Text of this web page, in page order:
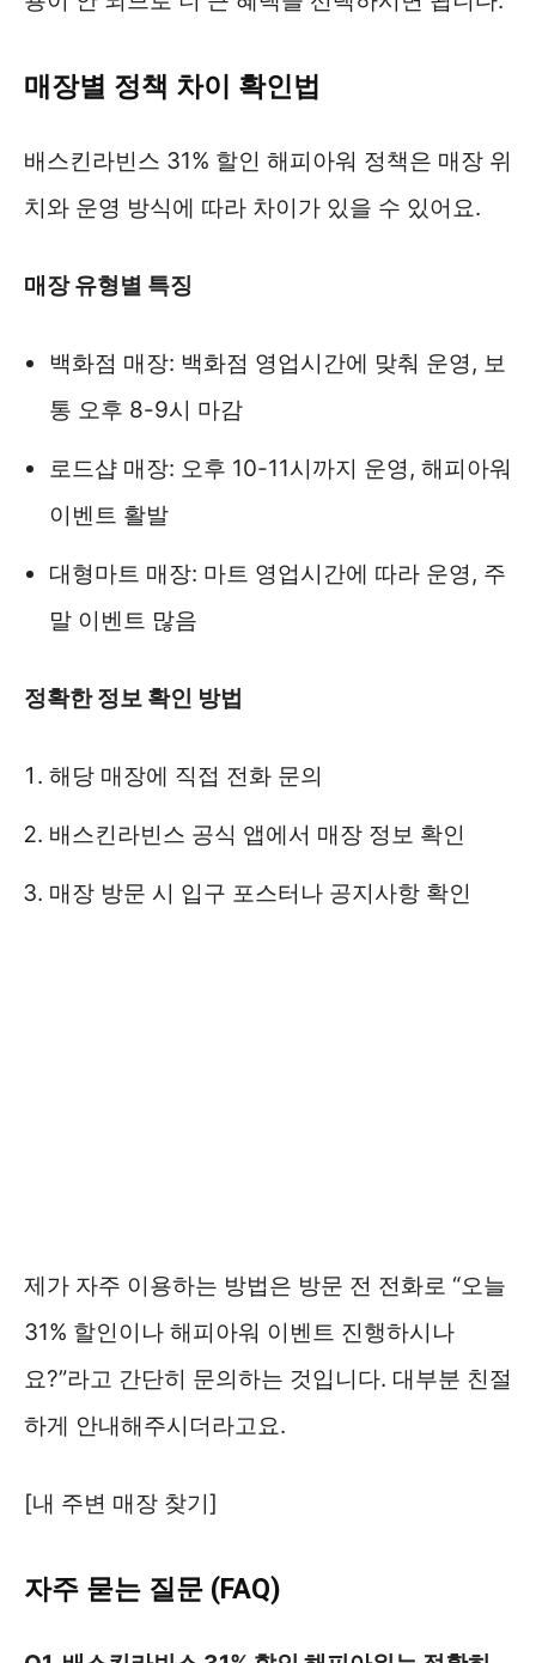
매장별 정책 차이 확인법
배스킨라빈스 31% 할인 해피아워 정책은 매장 위
치와 운영 방식에 따라 차이가 있을 수 있어요.
매장 유형별 특징
백화점 매장: 백화점 영업시간에 맞춰 운영, 보
통 오후 8-9시 마감
로드샵 매장: 오후 10-11시까지 운영, 해피아워
이벤트 활발
대형마트 매장: 마트 영업시간에 따라 운영, 주
말 이벤트 많음
정확한 정보 확인 방법
해당 매장에 직접 전화 문의
배스킨라빈스 공식 앱에서 매장 정보 확인
매장 방문 시 입구 포스터나 공지사항 확인
제가 자주 이용하는 방법은 방문 전 전화로 “오늘
31% 할인이나 해피아워 이벤트 진행하시나
요?”라고 간단히 문의하는 것입니다. 대부분 친절
하게 안내해주시더라고요.
[내 주변 매장 찾기]
자주 묻는 질문 (FAQ)